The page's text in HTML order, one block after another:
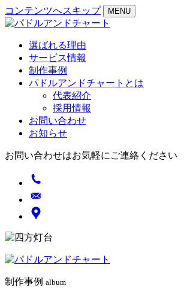
コンテンツへスキップ MENU
選ばれる理由
サービス情報
制作事例
パドルアンドチャートとは
代表紹介
採用情報
お問い合わせ
お知らせ
お問い合わせはお気軽にご連絡ください
制作事例 album